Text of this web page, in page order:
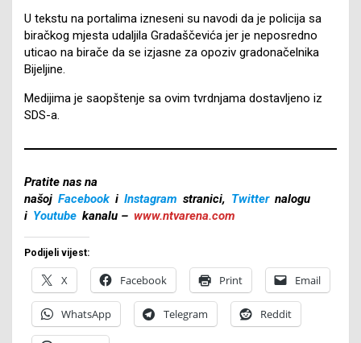
U tekstu na portalima izneseni su navodi da je policija sa
biračkog mjesta udaljila Gradaščevića jer je neposredno
uticao na birače da se izjasne za opoziv gradonačelnika
Bijeljine.
Medijima je saopštenje sa ovim tvrdnjama dostavljeno iz
SDS-a.
Pratite nas na
našoj Facebook i Instagram stranici, Twitter nalogu
i Youtube kanalu – www.ntvarena.com
Podijeli vijest:
X Facebook Print Email
WhatsApp Telegram Reddit